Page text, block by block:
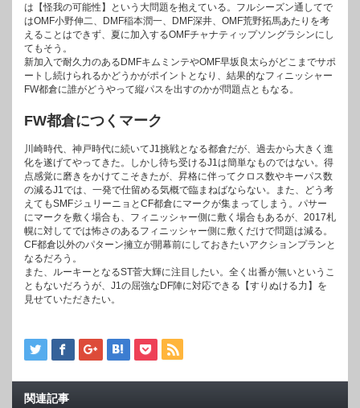
は【怪我の可能性】という大問題を抱えている。フルシーズン通してで
はOMF小野伸二、DMF稲本潤一、DMF深井、OMF荒野拓馬あたりを考
えることはできず、夏に加入するOMFチャナティップソングラシンにし
てもそう。
新加入で耐久力のあるDMFキムミンテやOMF早坂良太らがどこまでサポ
ートし続けられるかどうかがポイントとなり、結果的なフィニッシャー
FW都倉に誰がどうやって縦パスを出すのかが問題点ともなる。
FW都倉につくマーク
川崎時代、神戸時代に続いてJ1挑戦となる都倉だが、過去から大きく進
化を遂げてやってきた。しかし待ち受けるJ1は簡単なものではない。得
点感覚に磨きをかけてこそきたが、昇格に伴ってクロス数やキーパス数
の減るJ1では、一発で仕留める気概で臨まねばならない。また、どう考
えてもSMFジュリーニョとCF都倉にマークが集まってしまう。パサー
にマークを敷く場合も、フィニッシャー側に敷く場合もあるが、2017札
幌に対してでは怖さのあるフィニッシャー側に敷くだけで問題は減る。
CF都倉以外のパターン擁立が開幕前にしておきたいアクションプランと
なるだろう。
また、ルーキーとなるST菅大輝に注目したい。全く出番が無いというこ
ともないだろうが、J1の屈強なDF陣に対応できる【すりぬける力】を
見せていただきたい。
関連記事